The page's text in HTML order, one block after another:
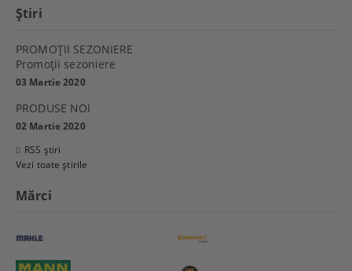
Ştiri
PROMOŢII SEZONIERE
Promoţii sezoniere
03 Martie 2020
PRODUSE NOI
02 Martie 2020
RSS știri
Vezi toate știrile
Mărci